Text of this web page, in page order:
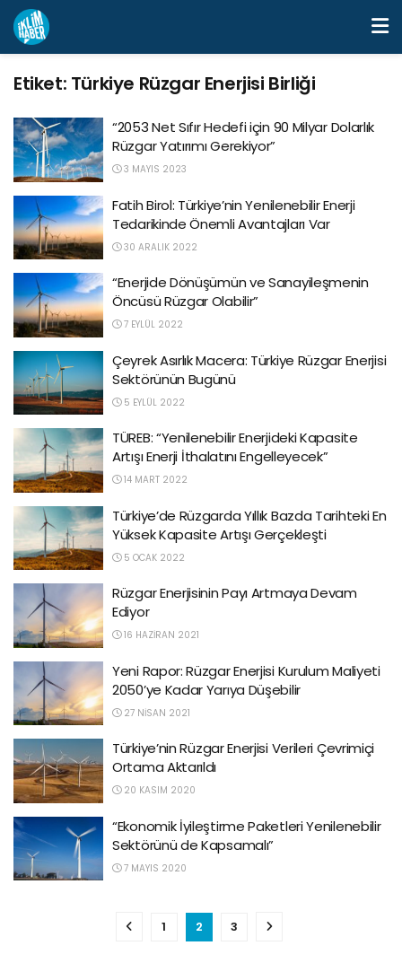
Etiket: Türkiye Rüzgar Enerjisi Birliği
“2053 Net Sıfır Hedefi için 90 Milyar Dolarlık
Rüzgar Yatırımı Gerekiyor”
3 MAYIS 2023
Fatih Birol: Türkiye’nin Yenilenebilir Enerji
Tedarikinde Önemli Avantajları Var
30 ARALIK 2022
“Enerjide Dönüşümün ve Sanayileşmenin
Öncüsü Rüzgar Olabilir”
7 EYLÜL 2022
Çeyrek Asırlık Macera: Türkiye Rüzgar Enerjisi
Sektörünün Bugünü
5 EYLÜL 2022
TÜREB: “Yenilenebilir Enerjideki Kapasite
Artışı Enerji İthalatını Engelleyecek”
14 MART 2022
Türkiye’de Rüzgarda Yıllık Bazda Tarihteki En
Yüksek Kapasite Artışı Gerçekleşti
5 OCAK 2022
Rüzgar Enerjisinin Payı Artmaya Devam
Ediyor
16 HAZIRAN 2021
Yeni Rapor: Rüzgar Enerjisi Kurulum Maliyeti
2050’ye Kadar Yarıya Düşebilir
27 NISAN 2021
Türkiye’nin Rüzgar Enerjisi Verileri Çevrimiçi
Ortama Aktarıldı
20 KASIM 2020
“Ekonomik İyileştirme Paketleri Yenilenebilir
Sektörünü de Kapsamalı”
7 MAYIS 2020
1 2 3